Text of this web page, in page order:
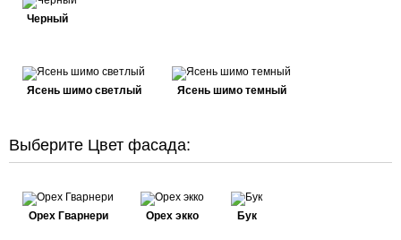
Черный
Ясень шимо светлый Ясень шимо темный
Выберите Цвет фасада:
Орех Гварнери Орех экко Бук